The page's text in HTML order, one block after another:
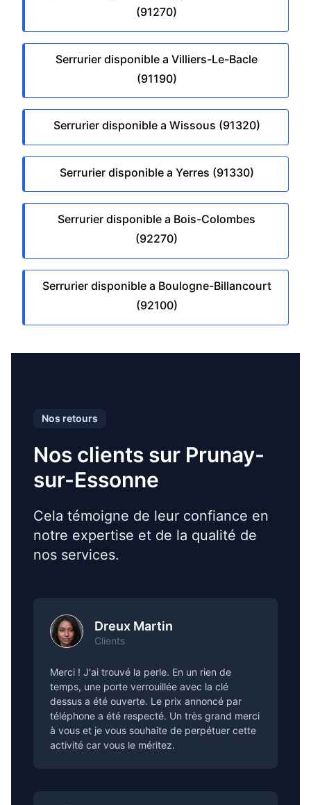
(91270)
Serrurier disponible a Villiers-Le-Bacle
(91190)
Serrurier disponible a Wissous (91320)
Serrurier disponible a Yerres (91330)
Serrurier disponible a Bois-Colombes
(92270)
Serrurier disponible a Boulogne-Billancourt
(92100)
Nos retours
Nos clients sur Prunay-
sur-Essonne
Cela témoigne de leur confiance en
notre expertise et de la qualité de
nos services.
Dreux Martin
Clients
Merci ! J'ai trouvé la perle. En un rien de
temps, une porte verrouillée avec la clé
dessus a été ouverte. Le prix annoncé par
téléphone a été respecté. Un très grand merci
à vous et je vous souhaite de perpétuer cette
activité car vous le méritez.